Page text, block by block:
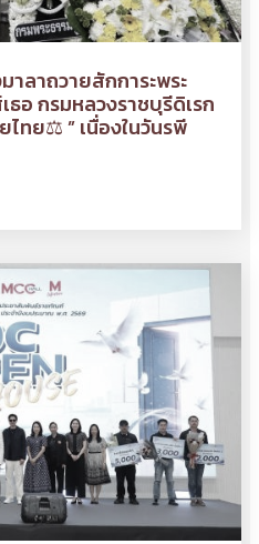
ลาถวายสักการะพระ
ธอ กรมหลวงราชบุรีดิเรก
ทย⚖ ” เนื่องในวันรพี